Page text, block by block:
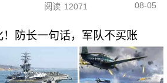
阅读 12071 08-05
防长一句话，军队不买账